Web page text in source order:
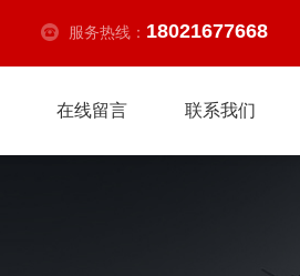
服务热线： 18021677668
在线留言 联系我们